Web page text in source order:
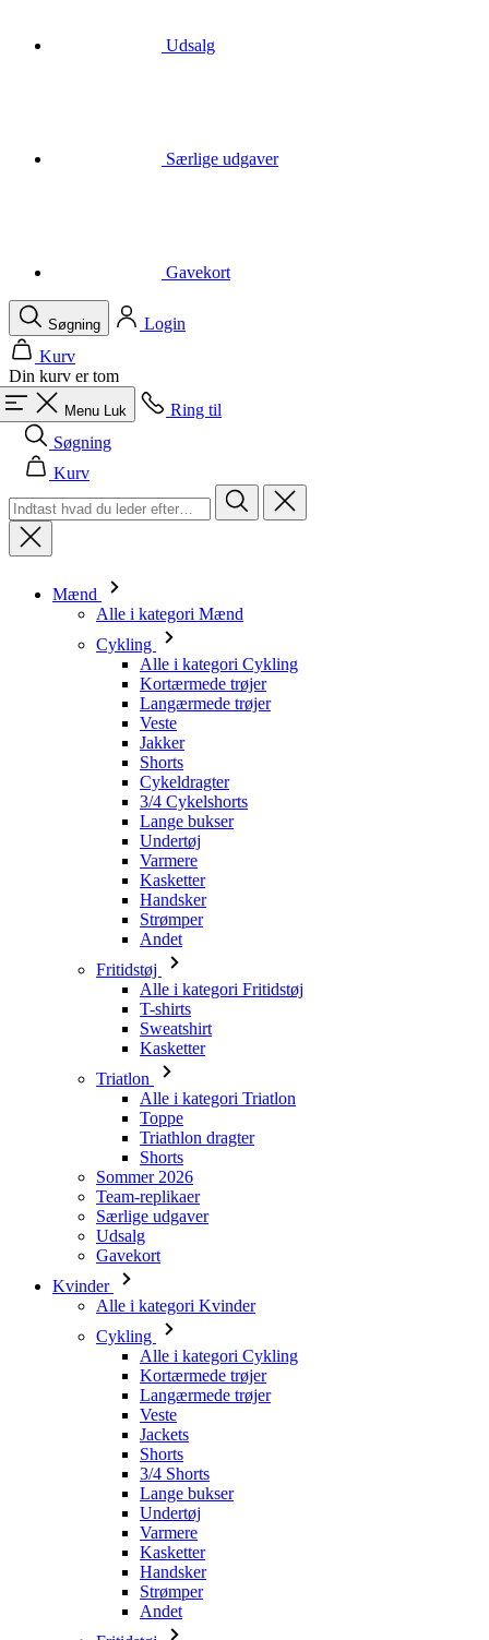
Udsalg
Særlige udgaver
Gavekort
Søgning
Login
Kurv
Din kurv er tom
Menu Luk
Ring til
Søgning
Kurv
Mænd
Alle i kategori Mænd
Cykling
Alle i kategori Cykling
Kortærmede trøjer
Langærmede trøjer
Veste
Jakker
Shorts
Cykeldragter
3/4 Cykelshorts
Lange bukser
Undertøj
Varmere
Kasketter
Handsker
Strømper
Andet
Fritidstøj
Alle i kategori Fritidstøj
T-shirts
Sweatshirt
Kasketter
Triatlon
Alle i kategori Triatlon
Toppe
Triathlon dragter
Shorts
Sommer 2026
Team-replikaer
Særlige udgaver
Udsalg
Gavekort
Kvinder
Alle i kategori Kvinder
Cykling
Alle i kategori Cykling
Kortærmede trøjer
Langærmede trøjer
Veste
Jackets
Shorts
3/4 Shorts
Lange bukser
Undertøj
Varmere
Kasketter
Handsker
Strømper
Andet